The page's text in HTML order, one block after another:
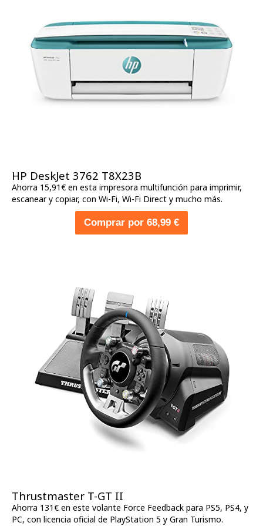
HP DeskJet 3762 T8X23B
Ahorra 15,91€ en esta impresora multifunción para imprimir,
escanear y copiar, con Wi-Fi, Wi-Fi Direct y mucho más.
Comprar por 68,99 €
Thrustmaster T-GT II
Ahorra 131€ en este volante Force Feedback para PS5, PS4, y
PC, con licencia oficial de PlayStation 5 y Gran Turismo.